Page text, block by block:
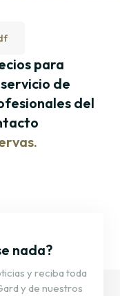
para
de
del
.
nada?
y reciba toda
y de nuestros